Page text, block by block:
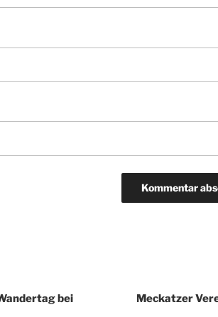
bei
Meckatzer